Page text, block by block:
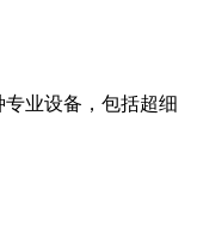
业设备，包括超细